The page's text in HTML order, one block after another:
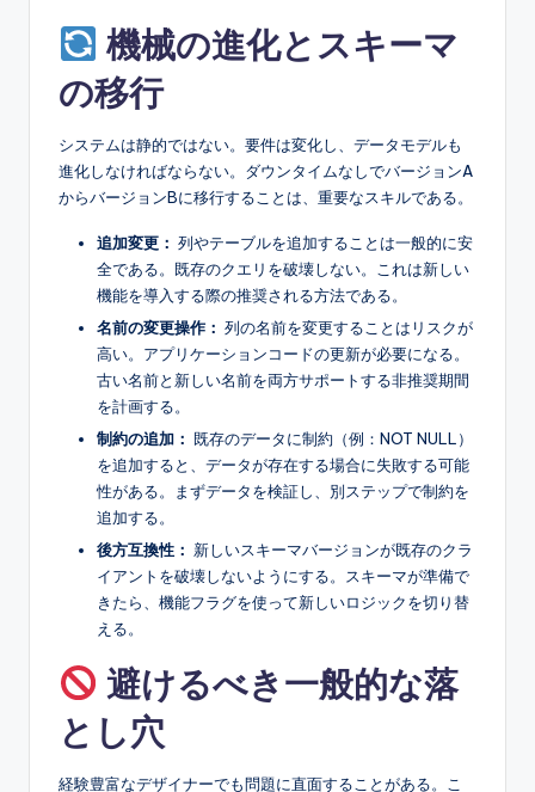
機械の進化とスキーマ
の移行
システムは静的ではない。要件は変化し、データモデルも
進化しなければならない。ダウンタイムなしでバージョンA
からバージョンBに移行することは、重要なスキルである。
追加変更： 列やテーブルを追加することは一般的に安
全である。既存のクエリを破壊しない。これは新しい
機能を導入する際の推奨される方法である。
名前の変更操作： 列の名前を変更することはリスクが
高い。アプリケーションコードの更新が必要になる。
古い名前と新しい名前を両方サポートする非推奨期間
を計画する。
制約の追加： 既存のデータに制約（例：NOT NULL）
を追加すると、データが存在する場合に失敗する可能
性がある。まずデータを検証し、別ステップで制約を
追加する。
後方互換性： 新しいスキーマバージョンが既存のクラ
イアントを破壊しないようにする。スキーマが準備で
きたら、機能フラグを使って新しいロジックを切り替
える。
避けるべき一般的な落
とし穴
経験豊富なデザイナーでも問題に直面することがある。こ